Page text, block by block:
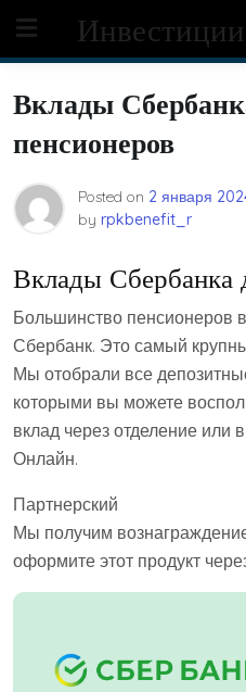
content
Вклады
пенсионеров
Posted on 2 января
by rpkbenefit_r
Вклады Сбербанка
Большинство пенсионеров
Сбербанк. Это самый
Мы отобрали все
которыми вы можете
вклад через отделение или
Онлайн.
Партнерский
Мы получим
оформите этот продукт